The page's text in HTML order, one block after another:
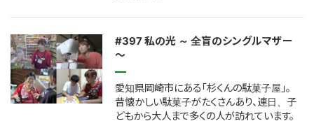
#397 私の光 ～ 全盲のシングルマザー
～
愛知県岡崎市にある「杉くんの駄菓子屋」。
昔懐かしい駄菓子がたくさんあり、連日、子
どもから大人まで多くの人が訪れています。